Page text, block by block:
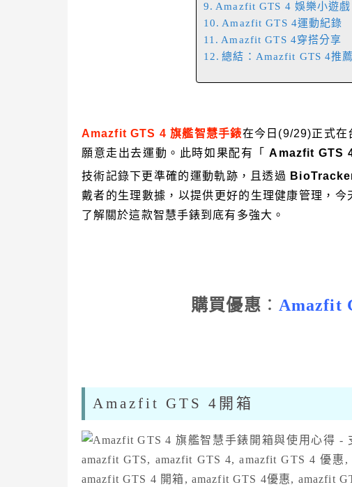
Amazfit GTS 4 娛樂小遊戲
Amazfit GTS 4運動紀錄
Amazfit GTS 4穿搭分享
總結：Amazfit GTS 4推
Amazfit GTS 4旗艦智慧手錶在今日 (9/29)正式在
願意走出去運動。此時如果配有「
Amazfit GTS
技術記錄下更準確的運動軌跡，且透過
戴者的生理數據，以提供更好的生理健康管理，
了解關於這款智慧手錶到底有多強大。
購買優惠 ： Amazfit
Amazfit GTS 4開箱